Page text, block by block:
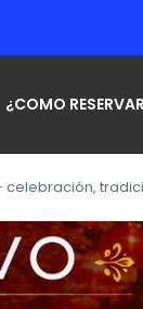
¿COMO
celebración,